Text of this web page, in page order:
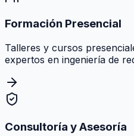
Formación Presencial
Talleres y cursos
expertos en ingeniería de
Consultoría y Asesoría